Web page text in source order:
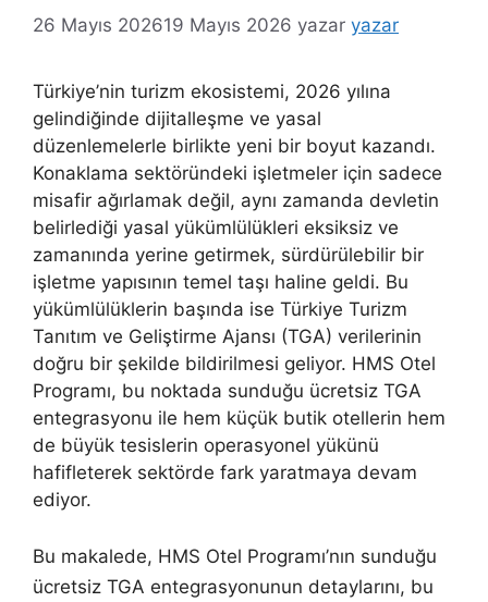
26 Mayıs 202619 Mayıs 2026 yazar yazar
Türkiye’nin turizm ekosistemi, 2026 yılına
gelindiğinde dijitalleşme ve yasal
düzenlemelerle birlikte yeni bir boyut kazandı.
Konaklama sektöründeki işletmeler için sadece
misafir ağırlamak değil, aynı zamanda devletin
belirlediği yasal yükümlülükleri eksiksiz ve
zamanında yerine getirmek, sürdürülebilir bir
işletme yapısının temel taşı haline geldi. Bu
yükümlülüklerin başında ise Türkiye Turizm
Tanıtım ve Geliştirme Ajansı (TGA) verilerinin
doğru bir şekilde bildirilmesi geliyor. HMS Otel
Programı, bu noktada sunduğu ücretsiz TGA
entegrasyonu ile hem küçük butik otellerin hem
de büyük tesislerin operasyonel yükünü
hafifleterek sektörde fark yaratmaya devam
ediyor.
Bu makalede, HMS Otel Programı’nın sunduğu
ücretsiz TGA entegrasyonunun detaylarını, bu